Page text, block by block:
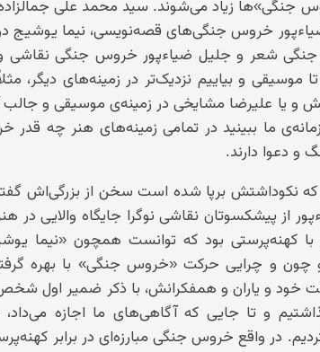
جنگی»ها زیاد می‌شوند. سید محمد علی
خروس جنگی‌های قصه‌نویسی، نیما یوشیج
جنگی شعر و جلیل ضیاءپور خروس جنگی
موسیقی و بیاییم نزدیک‌تر در زمینه‌ها‌ی دیگر،
و یا علیرضا مشایخی در زمینه‌ی موسیقی و جالب
ما ببینید در تمامی زمینه‌های هنر چه
و دعوا دارند.
نکوداشتش برپا شده است سخن از بزرگی‌اش
از پیشکسوتان نقاشی نوگرا جایگاه والایی در هنر
کهنه‌پرستی بود که توانست همچون «نیما
و چون و چرایی حرکت «خروس جنگی» با بهره
خود و یاران و همفکرانش، با ذکر ضمیر اول
و تا جایی که آگاهی‌های ما اجازه می‌داد،
در واقع خروس جنگی مبارزه‌ای در برابر